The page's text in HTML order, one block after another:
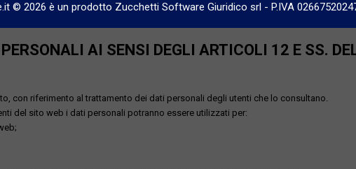
© 2026 è un prodotto Zucchetti Software Giuridico srl - P.IVA
AI SENSI DEGLI ARTICOLI 12 E SS.
con riferimento al trattamento dei dati personali degli utenti che lo consultano.
del sito web i dati personali potranno essere utilizzati per: